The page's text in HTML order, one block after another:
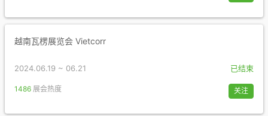
越南瓦楞展览会 Vietcorr
2024.06.19 ~ 06.21 已结束
1486 展会热度 关注